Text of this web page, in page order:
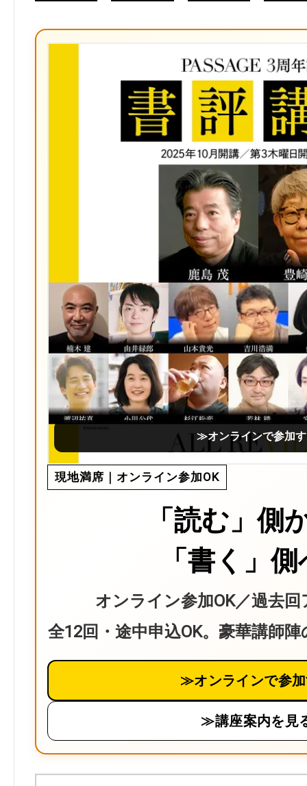
ク
マ
ー
ク
≫オンラインで参加
現地満席｜オンライン参加OK
「読む」側
「書く」
オンライン参加OK／過去
全12回・途中申込OK。豪華講師
≫オンラインで参
≫講座案内を見